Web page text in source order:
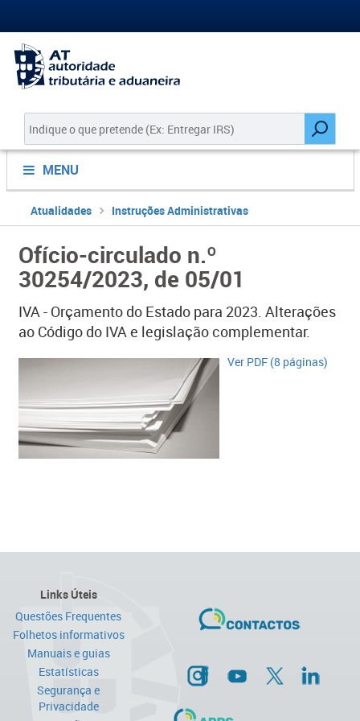
MENU
Atualidades Instruções Administrativas
Ofício-circulado n.º
30254/2023, de 05/01
IVA - Orçamento do Estado para 2023. Alterações
ao Código do IVA e legislação complementar.
Ver PDF (8 páginas)​​
Links Úteis
Questões Frequentes
Folhetos informativos
Manuais e guias
Estatísticas
Segurança e
Privacidade